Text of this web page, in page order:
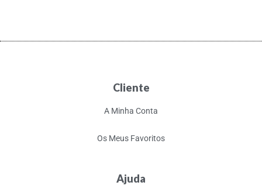
Cliente
A Minha Conta
Os Meus Favoritos
Ajuda